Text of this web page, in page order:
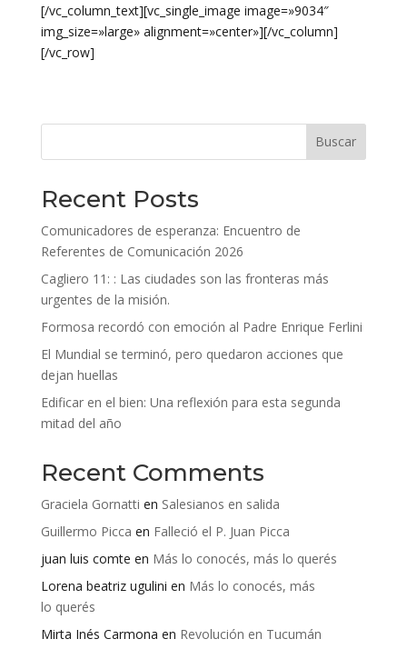
[/vc_column_text][vc_single_image image=»9034″
img_size=»large» alignment=»center»][/vc_column]
[/vc_row]
Buscar
Recent Posts
Comunicadores de esperanza: Encuentro de
Referentes de Comunicación 2026
Cagliero 11: : Las ciudades son las fronteras más
urgentes de la misión.
Formosa recordó con emoción al Padre Enrique Ferlini
El Mundial se terminó, pero quedaron acciones que
dejan huellas
Edificar en el bien: Una reflexión para esta segunda
mitad del año
Recent Comments
Graciela Gornatti en Salesianos en salida
Guillermo Picca en Falleció el P. Juan Picca
juan luis comte en Más lo conocés, más lo querés
Lorena beatriz ugulini en Más lo conocés, más
lo querés
Mirta Inés Carmona en Revolución en Tucumán